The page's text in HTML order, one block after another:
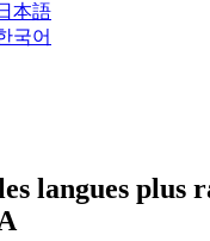
本語
국어
langues plus